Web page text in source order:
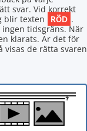
svar. Vid korrekt
blir texten RÖD .
ingen tidsgräns. När
klarats. Är det för
visas de rätta svaren